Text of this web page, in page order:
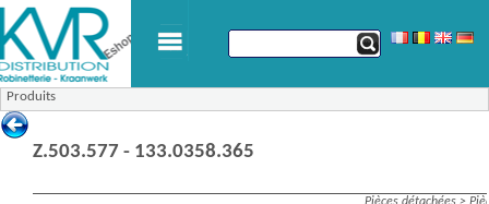
Produits